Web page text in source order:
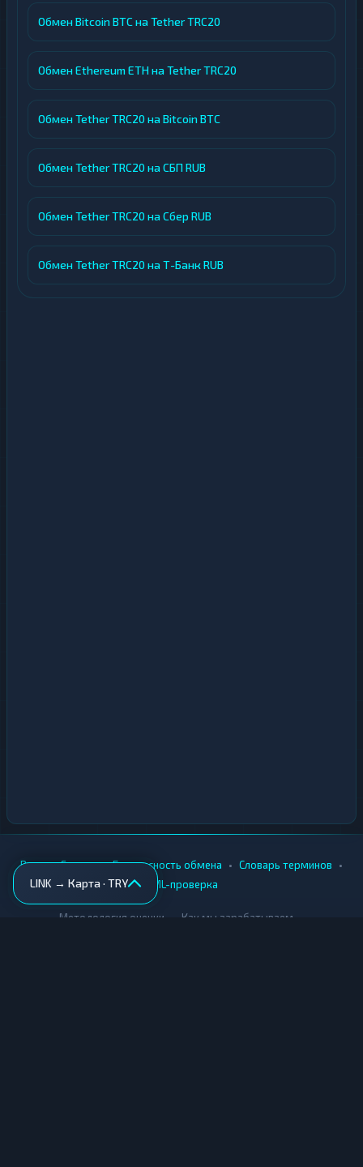
Обмен Bitcoin BTC на Tether TRC20
Обмен Ethereum ETH на Tether TRC20
Обмен Tether TRC20 на Bitcoin BTC
Обмен Tether TRC20 на СБП RUB
Обмен Tether TRC20 на Сбер RUB
Обмен Tether TRC20 на Т-Банк RUB
LINK → Карта · TRY
Вики • Города • Безопасность обмена • Словарь терминов •
AML-проверка
Методология оценки Как мы зарабатываем